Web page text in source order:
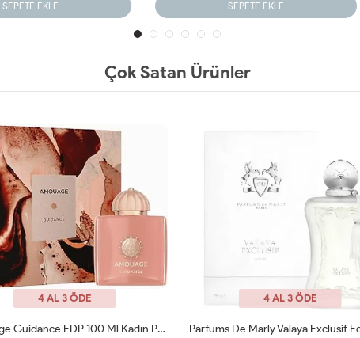
SEPETE EKLE SEPETE EKLE
Çok Satan Ürünler
4 AL 3 ÖDE
Parfums De Marly Valaya Exclusif Edp Kadın Parfüm 75 Ml ARC JLT
4 AL 3 ÖDE
Prada Paradoxe İntense Edp 90